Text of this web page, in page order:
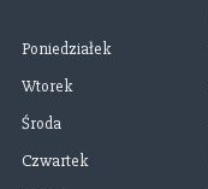
pPoniedziałek
Wtorek
Środa
Czwartek